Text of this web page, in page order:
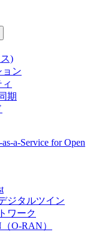
)
ョン
期
a-Service for Open
ジタルツイン
ワーク
O-RAN）